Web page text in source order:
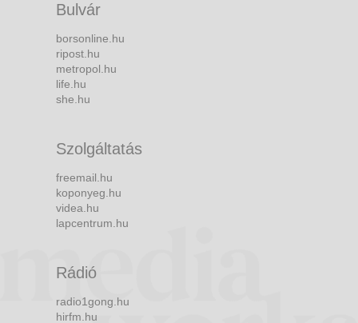
Bulvár
borsonline.hu
ripost.hu
metropol.hu
life.hu
she.hu
Szolgáltatás
freemail.hu
koponyeg.hu
videa.hu
lapcentrum.hu
Rádió
radio1gong.hu
hirfm.hu